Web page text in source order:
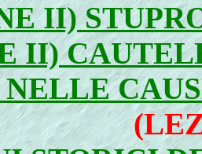
II)
II)